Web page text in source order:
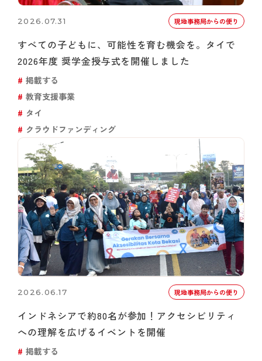
2026.07.31 現地事務局からの便り
すべての子どもに、可能性を育む機会を。タイで
2026年度 奨学金授与式を開催しました
掲載する
教育支援事業
タイ
クラウドファンディング
2026.06.17 現地事務局からの便り
インドネシアで約80名が参加！アクセシビリティ
への理解を広げるイベントを開催
掲載する